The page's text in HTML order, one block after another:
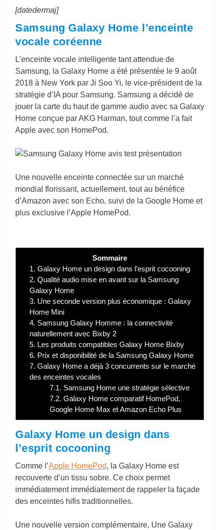
[datedermaj]
Samsung Galaxy Home l’enceinte
vocale coréenne
L’enceinte vocale intelligente tant attendue de
Samsung, la Galaxy Home a été présentée le 9 août
2018 à New York par Ji Soo Yi, le vice-président de la
stratégie d’IA pour Samsung. Samsung a décidé de
jouer la carte du haut de gamme audio avec sa Galaxy
Home conçue par AKG Harman, tout comme l’a fait
Apple avec son HomePod.
Une nouvelle enceinte connectée sur un marché
mondial florissant, actuellement, tout au bénéfice
d’Amazon avec son Echo, suivi de la Google Home et
plus exclusive l’Apple HomePod.
Sommaire
1. Galaxy Home un design dans l’esprit cocooning
2. Qualité audio mise en avant sur la Samsung
Galaxy Home
3. Une seconde version plus économique : Galaxy
Home Mini
4. Samsung Galaxy Homme : la connectivité
naturellement avec Bixby 2
5. Les produits compatibles Galaxy Home Bixby
6. Prix et disponibilité de la Samsung Galaxy Home
7. Galaxy Home a déjà 3 concurrents sur le marché
des enceintes vocales
7.1. Samsung Home une stratégie sélective
7.2. Galaxy Home comparatif HomePod,
Google Home Max et Amazon Echo Plus
Galaxy Home un design dans
l’esprit cocooning
Comme l’Apple HomePod, la Galaxy Home est
recouverte d’un tissu sobre. Ce choix permet
immédiatement immédiatement de rappeler la façade
des enceintes hifis traditionnelles.
Une nouvelle version complémentaire, Une Galaxy